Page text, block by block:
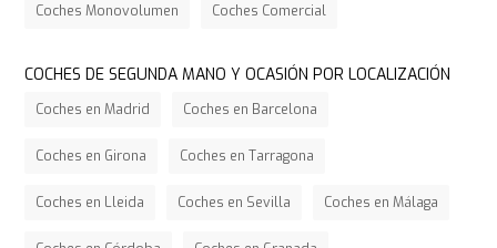
Coches Monovolumen Coches Comercial
COCHES DE SEGUNDA MANO Y OCASIÓN POR LOCALIZACIÓN
Coches en Madrid Coches en Barcelona
Coches en Girona Coches en Tarragona
Coches en Lleida Coches en Sevilla Coches en Málaga